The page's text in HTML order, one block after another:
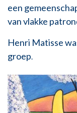
een
van vlakke
Henri Matisse
groep.